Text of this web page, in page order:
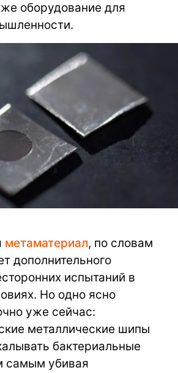
оборудование для
метаматериал, по словам
дополнительного
испытаний в
Но одно ясно
уже сейчас:
металлические шипы
бактериальные
самым убивая